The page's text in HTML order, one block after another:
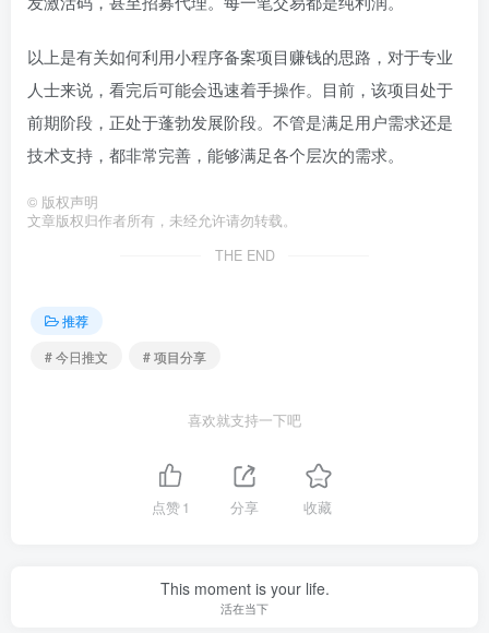
以上是有关如何利用小程序备案项目赚钱的思路，对于专业
人士来说，看完后可能会迅速着手操作。目前，该项目处于
前期阶段，正处于蓬勃发展阶段。不管是满足用户需求还是
技术支持，都非常完善，能够满足各个层次的需求。
© 版权声明
文章版权归作者所有，未经允许请勿转载。
THE END
推荐
# 今日推文
# 项目分享
喜欢就支持一下吧
点赞1 分享 收藏
This moment is your life.
活在当下